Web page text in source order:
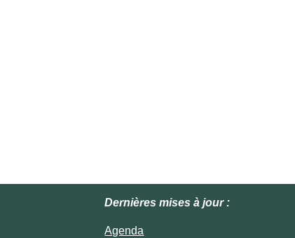
Dernières mises à jour :
Agenda